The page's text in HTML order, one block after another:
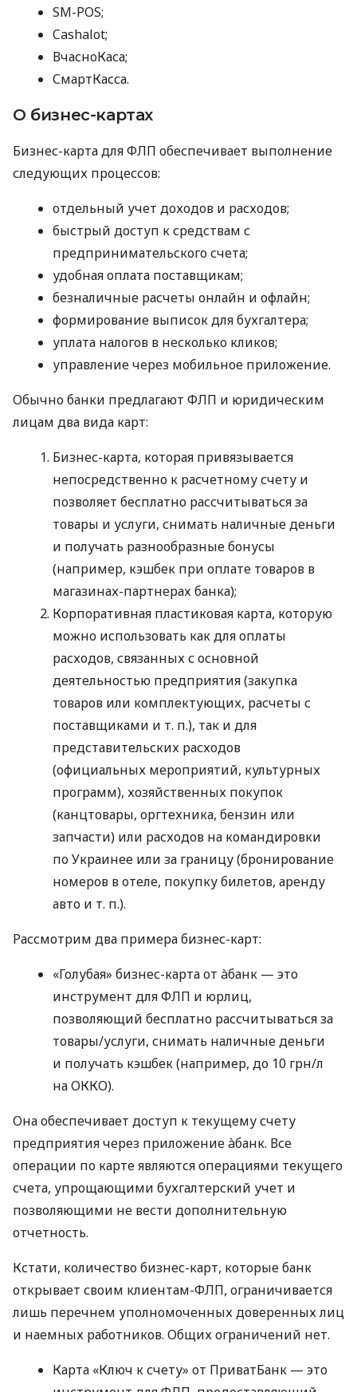
SM-POS;
Cashalot;
ВчасноКаса;
СмартКасса.
О бизнес-картах
Бизнес-карта для ФЛП обеспечивает выполнение
следующих процессов:
отдельный учет доходов и расходов;
быстрый доступ к средствам с
предпринимательского счета;
удобная оплата поставщикам;
безналичные расчеты онлайн и офлайн;
формирование выписок для бухгалтера;
уплата налогов в несколько кликов;
управление через мобильное приложение.
Обычно банки предлагают ФЛП и юридическим
лицам два вида карт:
Бизнес-карта, которая привязывается
непосредственно к расчетному счету и
позволяет бесплатно рассчитываться за
товары и услуги, снимать наличные деньги
и получать разнообразные бонусы
(например, кэшбек при оплате товаров в
магазинах-партнерах банка);
Корпоративная пластиковая карта, которую
можно использовать как для оплаты
расходов, связанных с основной
деятельностью предприятия (закупка
товаров или комплектующих, расчеты с
поставщиками и т. п.), так и для
представительских расходов
(официальных мероприятий, культурных
программ), хозяйственных покупок
(канцтовары, оргтехника, бензин или
запчасти) или расходов на командировки
по Украинее или за границу (бронирование
номеров в отеле, покупку билетов, аренду
авто и т. п.).
Рассмотрим два примера бизнес-карт:
«Голубая» бизнес-карта от àбанк — это
инструмент для ФЛП и юрлиц,
позволяющий бесплатно рассчитываться за
товары/услуги, снимать наличные деньги
и получать кэшбек (например, до 10 грн/л
на ОККО).
Она обеспечивает доступ к текущему счету
предприятия через приложение àбанк. Все
операции по карте являются операциями текущего
счета, упрощающими бухгалтерский учет и
позволяющими не вести дополнительную
отчетность.
Кстати, количество бизнес-карт, которые банк
открывает своим клиентам-ФЛП, ограничивается
лишь перечнем уполномоченных доверенных лиц
и наемных работников. Общих ограничений нет.
Карта «Ключ к счету» от ПриватБанк — это